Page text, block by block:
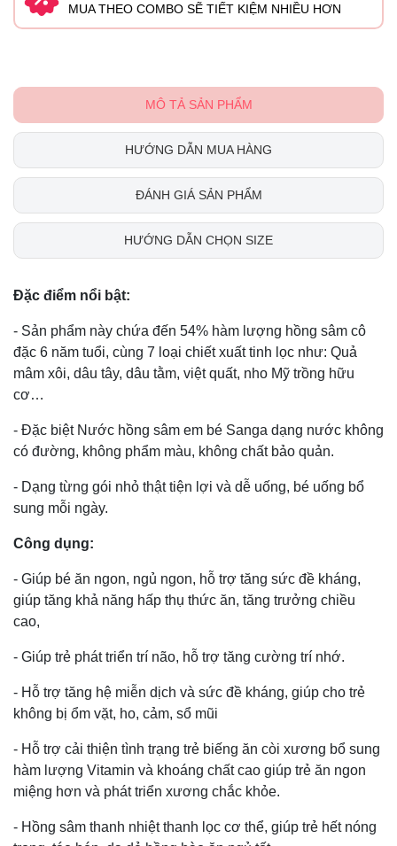
MUA THEO COMBO SẼ TIẾT KIỆM NHIỀU HƠN
MÔ TẢ SẢN PHẨM
HƯỚNG DẪN MUA HÀNG
ĐÁNH GIÁ SẢN PHẨM
HƯỚNG DẪN CHỌN SIZE
Đặc điểm nổi bật:
- Sản phẩm này chứa đến 54% hàm lượng hồng sâm cô
đặc 6 năm tuổi, cùng 7 loại chiết xuất tinh lọc như: Quả
mâm xôi, dâu tây, dâu tằm, việt quất, nho Mỹ trồng hữu
cơ…
- Đặc biệt Nước hồng sâm em bé Sanga dạng nước không
có đường, không phẩm màu, không chất bảo quản.
- Dạng từng gói nhỏ thật tiện lợi và dễ uống, bé uống bổ
sung mỗi ngày.
Công dụng:
- Giúp bé ăn ngon, ngủ ngon, hỗ trợ tăng sức đề kháng,
giúp tăng khả năng hấp thụ thức ăn, tăng trưởng chiều
cao,
- Giúp trẻ phát triển trí não, hỗ trợ tăng cường trí nhớ.
- Hỗ trợ tăng hệ miễn dịch và sức đề kháng, giúp cho trẻ
không bị ổm vặt, ho, cảm, sổ mũi
- Hỗ trợ cải thiện tình trạng trẻ biếng ăn còi xương bổ sung
hàm lượng Vitamin và khoáng chất cao giúp trẻ ăn ngon
miệng hơn và phát triển xương chắc khỏe.
- Hồng sâm thanh nhiệt thanh lọc cơ thể, giúp trẻ hết nóng